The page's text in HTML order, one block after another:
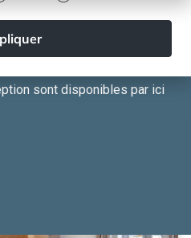
sont disponibles par ici